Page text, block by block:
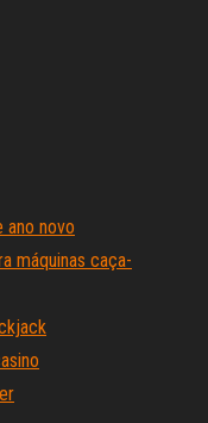
ano novo
máquinas caça-